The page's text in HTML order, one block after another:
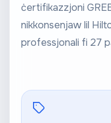
ċertifikazzjoni
nikkonsenjaw lil
professjonali fi 27